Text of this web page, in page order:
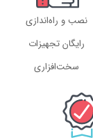
نصب و راه‌اندازی
رایگان تجهیزات
سخت‌افزاری